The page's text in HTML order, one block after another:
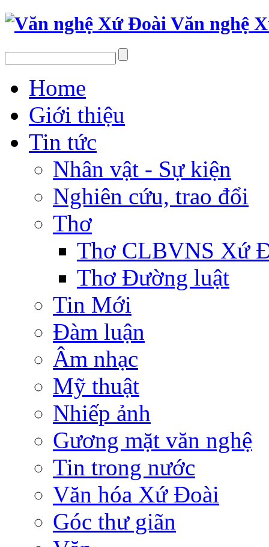
Văn nghệ
Home
Giới thiệu
Tin tức
Nhân vật - Sự kiện
Nghiên cứu, trao đổi
Thơ
Thơ CLBVNS Xứ
Thơ Đường luật
Tin Mới
Đàm luận
Âm nhạc
Mỹ thuật
Nhiếp ảnh
Gương mặt văn nghệ
Tin trong nước
Văn hóa Xứ Đoài
Góc thư giãn